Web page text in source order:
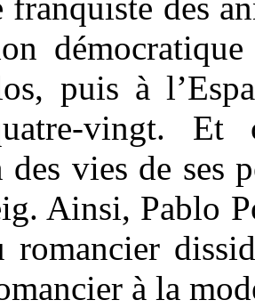
puis à
vingt. Et
des vies de ses
Ainsi, Pablo
romancier
à la